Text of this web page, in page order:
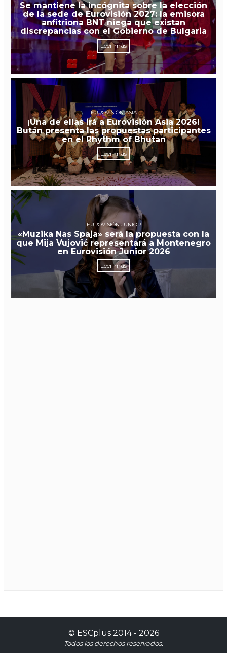
Se mantiene la incógnita sobre la elección
de la sede de Eurovisión 2027: la emisora
anfitriona BNT niega que existan
discrepancias con el Gobierno de Bulgaria
Leer más
EUROVISIÓN ASIA
¡Una de ellas irá a Eurovisión Asia 2026!
Bután presenta las propuestas participantes
en el Rhythm of Bhutan
Leer más
EUROVISIÓN JUNIOR
«Muzika Nas Spaja» será la propuesta con la
que Mija Vujović representará a Montenegro
en Eurovisión Junior 2026
Leer más
© ESCplus2014 - 2026
Todos los derechos reservados.